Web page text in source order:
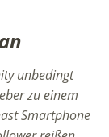
unbedingt
zu einem
Smartphone